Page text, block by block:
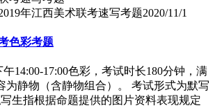
年江西美术联考速写考题2020/11/1
色彩考题
14:00-17:00色彩，考试时长180分钟，满
为静物（含静物组合）。 考试形式为默写
生指根据命题提供的图片资料表现规定